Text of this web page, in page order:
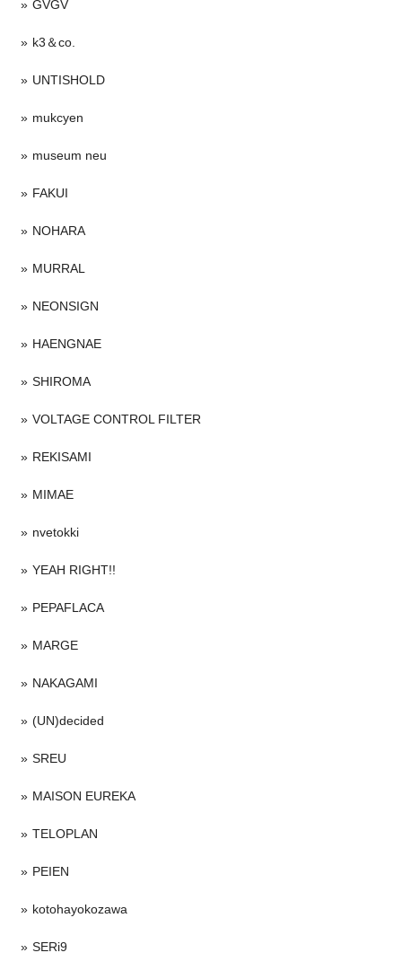
GVGV
k3＆co.
UNTISHOLD
mukcyen
museum neu
FAKUI
NOHARA
MURRAL
NEONSIGN
HAENGNAE
SHIROMA
VOLTAGE CONTROL FILTER
REKISAMI
MIMAE
nvetokki
YEAH RIGHT!!
PEPAFLACA
MARGE
NAKAGAMI
(UN)decided
SREU
MAISON EUREKA
TELOPLAN
PEIEN
kotohayokozawa
SERi9